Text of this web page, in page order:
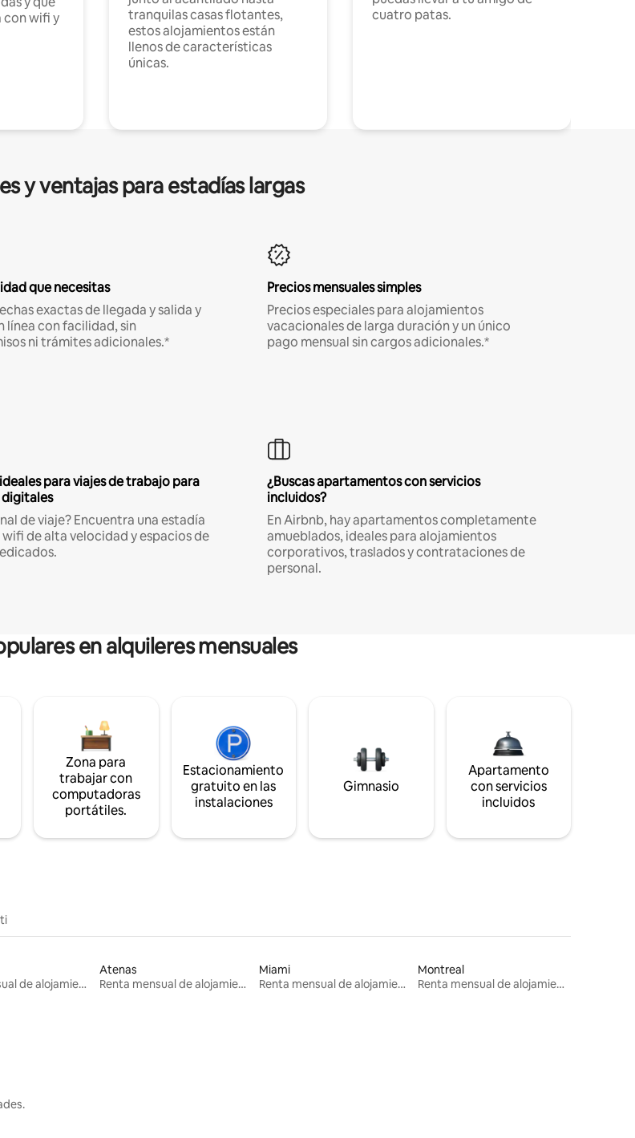
con wifi y
tranquilas casas flotantes,
estos alojamientos están
llenos de características
únicas.
cuatro patas.
y ventajas para estadías largas
que necesitas
exactas de llegada y salida y
línea con facilidad, sin
ni trámites adicionales.*
Precios mensuales simples
Precios especiales para alojamientos
vacacionales de larga duración y un único
pago mensual sin cargos adicionales.*
para viajes de trabajo para
digitales
de viaje? Encuentra una estadía
de alta velocidad y espacios de
¿Buscas apartamentos con servicios
incluidos?
En Airbnb, hay apartamentos completamente
amueblados, ideales para alojamientos
corporativos, traslados y contrataciones de
personal.
en alquileres mensuales
Zona para
trabajar con
computadoras
portátiles.
Estacionamiento
gratuito en las
instalaciones
Gimnasio
Apartamento
con servicios
incluidos
Renta mensual de alojamientos
Atenas
Renta mensual de alojamientos
Miami
Renta mensual de alojamientos
Montreal
Renta mensual de alojamientos